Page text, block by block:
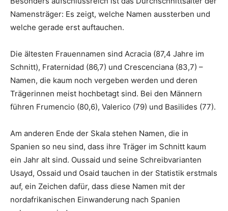
Namensträger: Es zeigt, welche Namen aussterben und
welche gerade erst auftauchen.
Die ältesten Frauennamen sind Acracia (87,4 Jahre im
Schnitt), Fraternidad (86,7) und Crescenciana (83,7) –
Namen, die kaum noch vergeben werden und deren
Trägerinnen meist hochbetagt sind. Bei den Männern
führen Frumencio (80,6), Valerico (79) und Basilides (77).
Am anderen Ende der Skala stehen Namen, die in
Spanien so neu sind, dass ihre Träger im Schnitt kaum
ein Jahr alt sind. Oussaid und seine Schreibvarianten
Usayd, Ossaid und Osaid tauchen in der Statistik erstmals
auf, ein Zeichen dafür, dass diese Namen mit der
nordafrikanischen Einwanderung nach Spanien